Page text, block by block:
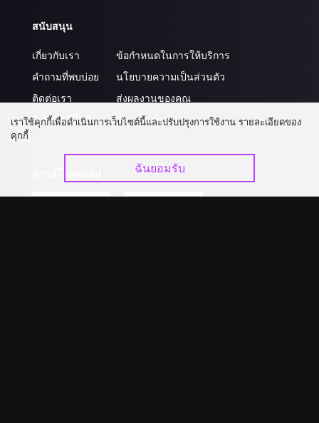
สนับสนุน
เกี่ยวกับเรา
คำถามที่พบบ่อย
ติดต่อเรา
อัปเกรด วีไอพี
ข้อกำหนดในการให้บริการ
นโยบายความเป็นส่วนตัว
ส่งผลงานของคุณ
ร่วมงานกับเรา
เราใช้คุกกี้เพื่อดำเนินการเว็บไซต์นี้และปรับปรุงการใช้งาน รายละเอียดของ
คุกกี้
ฉันยอมรับ